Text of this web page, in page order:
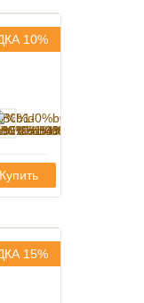
Купить
10%
15%